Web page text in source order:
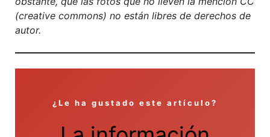
(creative commons) no están libres de derechos de
autor.
¿Le ha gustado este artículo?